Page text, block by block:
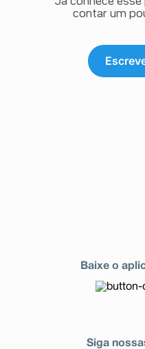
contar um
Baixe o
Siga